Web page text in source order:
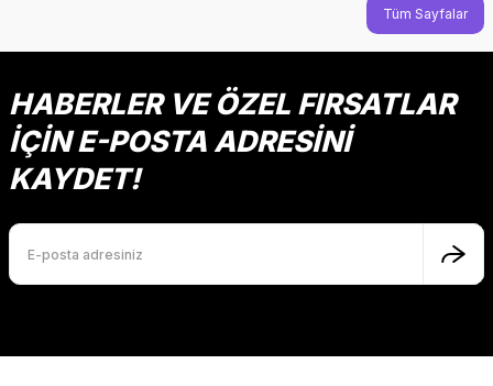
Tüm Sayfalar
HABERLER VE ÖZEL FIRSATLAR
İÇİN E-POSTA ADRESİNİ
KAYDET!